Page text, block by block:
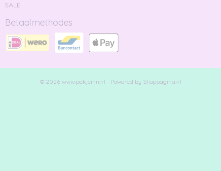
SALE
Betaalmethodes
© 2026 www.pakjeinn.nl - Powered by Shoppagina.nl